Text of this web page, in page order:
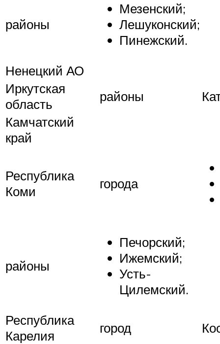
районы
Мезенский;
Лешуконский;
Пинежский.
Ненецкий АО
Иркутская
область
районы
Камчатский
край
Республика
Коми
города
районы
Печорский;
Ижемский;
Усть-
Цилемский.
Республика
Карелия
город